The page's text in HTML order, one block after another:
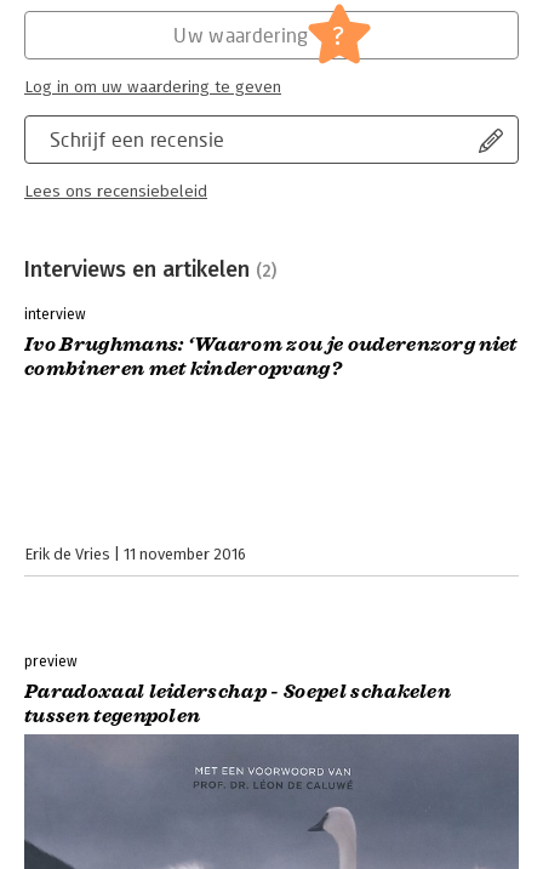
Schrijf een recensie
Lees ons recensiebeleid
Uw waardering ?
Log in om uw waardering te geven
Interviews en artikelen (2)
interview
Ivo Brughmans: ‘Waarom zou je ouderenzorg niet
combineren met kinderopvang?
Erik de Vries 11 november 2016
preview
Paradoxaal leiderschap - Soepel schakelen
tussen tegenpolen